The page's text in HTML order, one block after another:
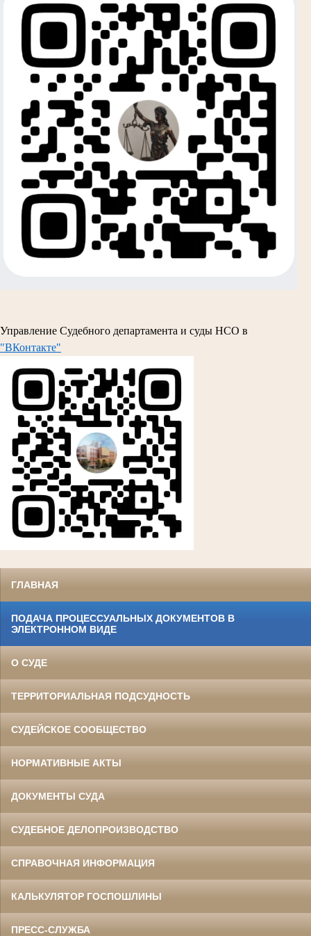
Управление Судебного департамента и суды НСО в
"ВКонтакте"
ГЛАВНАЯ
ПОДАЧА ПРОЦЕССУАЛЬНЫХ ДОКУМЕНТОВ В
ЭЛЕКТРОННОМ ВИДЕ
О СУДЕ
ТЕРРИТОРИАЛЬНАЯ ПОДСУДНОСТЬ
СУДЕЙСКОЕ СООБЩЕСТВО
НОРМАТИВНЫЕ АКТЫ
ДОКУМЕНТЫ СУДА
СУДЕБНОЕ ДЕЛОПРОИЗВОДСТВО
СПРАВОЧНАЯ ИНФОРМАЦИЯ
КАЛЬКУЛЯТОР ГОСПОШЛИНЫ
ПРЕСС-СЛУЖБА